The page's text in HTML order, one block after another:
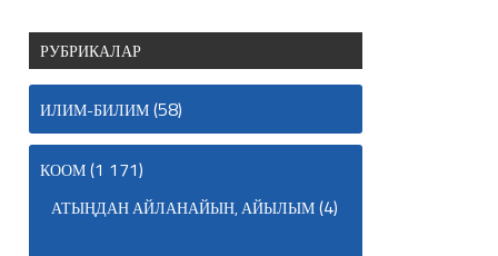
РУБРИКАЛАР
ИЛИМ-БИЛИМ(58)
КООМ(1 171)
АТЫҢДАН АЙЛАНАЙЫН, АЙЫЛЫМ(4)